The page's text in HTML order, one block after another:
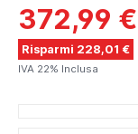
372,99 €
Risparmi 228,01 €
IVA 22% Inclusa